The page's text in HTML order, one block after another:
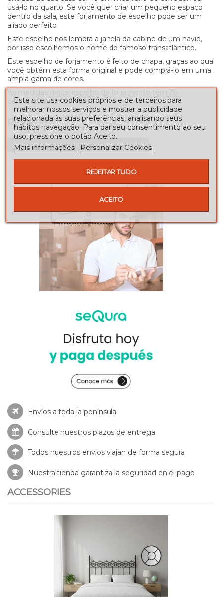
usá-lo no quarto. Se você quer criar um pequeno espaço
dentro da sala, este forjamento de espelho pode ser um
aliado perfeito.
Este espelho nos lembra a janela da cabine de um navio,
por isso escolhemos o nome do famoso transatlântico.
Este espelho de forjamento é feito de chapa, graças ao qual
você obtém esta forma original e pode comprá-lo em uma
ampla gama de cores.
centímetros de diâmetro.
REVIEWS
Seja o primeiro a fazer uma avaliação!
Envíos a toda la península
Consulte nuestros plazos de entrega
Todos nuestros envios viajan de forma segura
Nuestra tienda garantiza la seguridad en el pago
ACCESSORIES
Este site usa cookies próprios e de terceiros para
melhorar nossos serviços e mostrar a publicidade
relacionada às suas preferências, analisando seus
hábitos navegação. Para dar seu consentimento ao seu
uso, pressione o botão Aceito.
Mais informações
Personalizar Cookies
REJEITAR TUDO
ACEITO